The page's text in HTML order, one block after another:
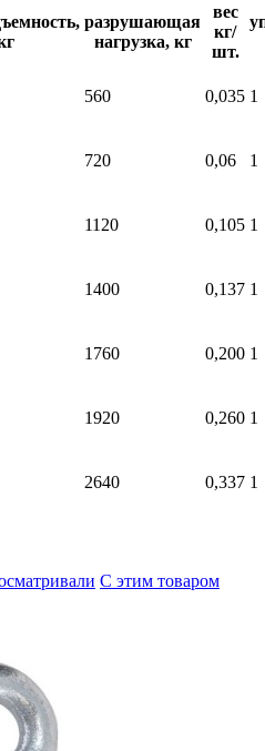
разрушающая
нагрузка, кг
вес
кг/
шт.
560 0,035 1
720 0,06 1
1120 0,105 1
1400 0,137 1
1760 0,200 1
1920 0,260 1
2640 0,337 1
С этим товаром